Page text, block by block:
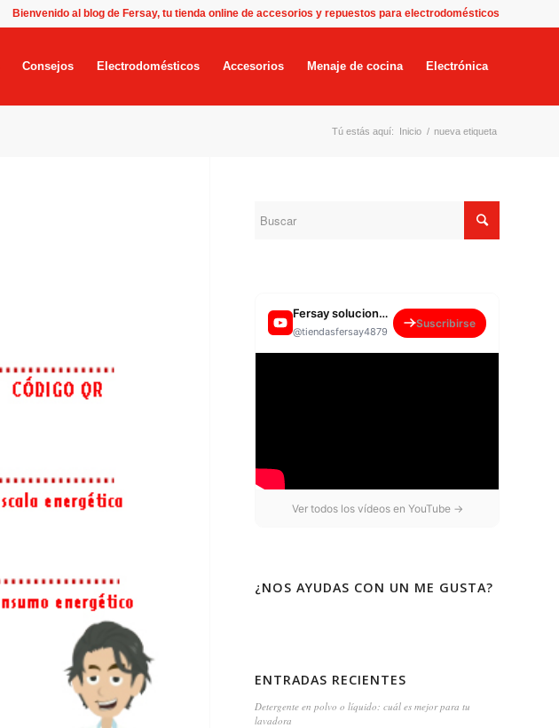
Bienvenido al blog de Fersay, tu tienda online de accesorios y repuestos para electrodomésticos
Consejos Electrodomésticos Accesorios Menaje de cocina Electrónica
Tú estás aquí: Inicio / nueva etiqueta
Fersay soluciones para el hogar
@tiendasfersay4879
Suscribirse
Ver todos los vídeos en YouTube →
¿NOS AYUDAS CON UN ME GUSTA?
ENTRADAS RECIENTES
Detergente en polvo o líquido: cuál es mejor para tu
lavadora